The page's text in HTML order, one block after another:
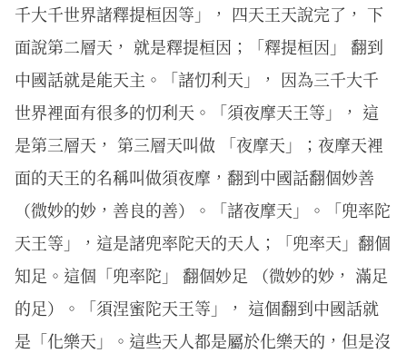
千大千世界諸釋提桓因等」， 四天王天說完了， 下
面說第二層天， 就是釋提桓因；「釋提桓因」 翻到
中國話就是能天主。「諸忉利天」， 因為三千大千
世界裡面有很多的忉利天。「須夜摩天王等」， 這
是第三層天， 第三層天叫做 「夜摩天」；夜摩天裡
面的天王的名稱叫做須夜摩，翻到中國話翻個妙善
（微妙的妙，善良的善）。「諸夜摩天」。「兜率陀
天王等」，這是諸兜率陀天的天人；「兜率天」翻個
知足。這個「兜率陀」 翻個妙足 （微妙的妙， 滿足
的足）。「須涅蜜陀天王等」， 這個翻到中國話就
是「化樂天」。這些天人都是屬於化樂天的，但是沒